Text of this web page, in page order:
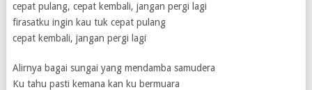
cepat pulang, cepat kembali, jangan pergi lagi
firasatku ingin kau tuk cepat pulang
cepat kembali, jangan pergi lagi
Alirnya bagai sungai yang mendamba samudera
Ku tahu pasti kemana kan ku bermuara